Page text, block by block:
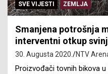
SVE VIJESTI ZEMLJA
Smanjena potrošnja
interventni otkup
30. Augusta 2020. NTV
Proizvođači tovnih bikova